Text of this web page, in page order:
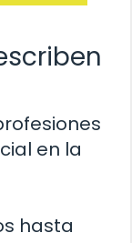
en la
hasta